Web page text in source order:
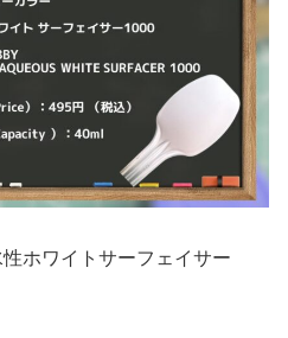
ホワイトサーフェイサー